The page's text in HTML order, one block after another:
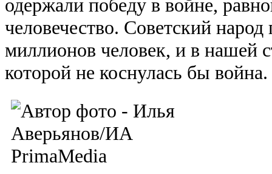
одержали победу в войне,
человечество. Советский народ
миллионов человек, и в нашей
которой не коснулась бы война.